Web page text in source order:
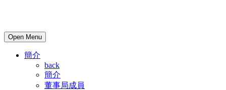
Open Menu
簡介
back
簡介
董事局成員